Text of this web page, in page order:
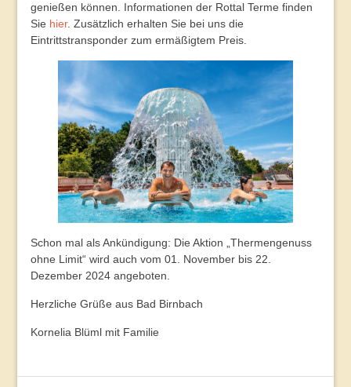
genießen können. Informationen der Rottal Terme finden
Sie hier. Zusätzlich erhalten Sie bei uns die
Eintrittstransponder zum ermäßigtem Preis.
Schon mal als Ankündigung: Die Aktion „Thermengenuss
ohne Limit“ wird auch vom 01. November bis 22.
Dezember 2024 angeboten.
Herzliche Grüße aus Bad Birnbach
Kornelia Blüml mit Familie